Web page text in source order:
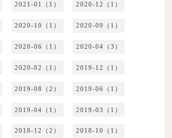
2021-01（1） 2020-12（1）
2020-10（1） 2020-09（1）
2020-06（1） 2020-04（3）
2020-02（1） 2019-12（1）
2019-08（2） 2019-06（1）
2019-04（1） 2019-03（1）
2018-12（2） 2018-10（1）